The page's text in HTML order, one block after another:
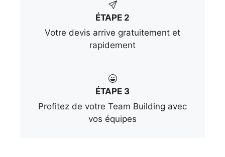
ÉTAPE 2
Votre devis arrive gratuitement et
rapidement
ÉTAPE 3
Profitez de votre Team Building avec
vos équipes